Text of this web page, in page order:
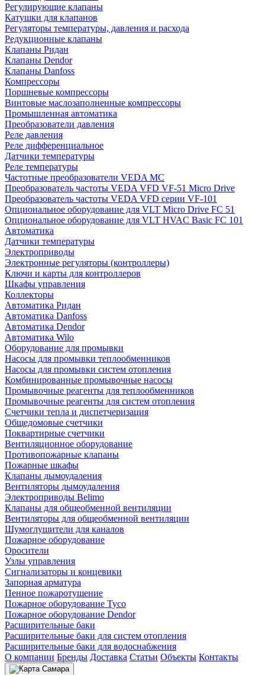
Регулирующие клапаны
Катушки для клапанов
Регуляторы температуры, давления и расхода
Редукционные клапаны
Клапаны Ридан
Клапаны Dendor
Клапаны Danfoss
Компрессоры
Поршневые компрессоры
Винтовые маслозаполненные компрессоры
Промышленная автоматика
Преобразователи давления
Реле давления
Реле дифференциальное
Датчики температуры
Реле температуры
Частотные преобразователи VEDA MC
Преобразователь частоты VEDA VFD VF-51 Micro Drive
Преобразователь частоты VEDA VFD серии VF-101
Опциональное оборудование для VLT Micro Drive FC 51
Опциональное оборудование для VLT HVAC Basic FC 101
Автоматика
Датчики температуры
Электроприводы
Электронные регуляторы (контроллеры)
Ключи и карты для контроллеров
Шкафы управления
Коллекторы
Автоматика Ридан
Автоматика Danfoss
Автоматика Dendor
Автоматика Wilo
Оборудование для промывки
Насосы для промывки теплообменников
Насосы для промывки систем отопления
Комбинированные промывочные насосы
Промывочные реагенты для теплообменников
Промывочные реагенты для систем отопления
Счетчики тепла и диспетчеризация
Общедомовые счетчики
Поквартирные счетчики
Вентиляционное оборудование
Противопожарные клапаны
Пожарные шкафы
Клапаны дымоудаления
Вентиляторы дымоудаления
Электроприводы Belimo
Клапаны для общеобменной вентиляции
Вентиляторы для общеобменной вентиляции
Шумоглушители для каналов
Пожарное оборудование
Оросители
Узлы управления
Сигнализаторы и концевики
Запорная арматура
Пенное пожаротушение
Пожарное оборудование Tyco
Пожарное оборудование Dendor
Расширительные баки
Расширительные баки для систем отопления
Расширительные баки для водоснабжения
О компании Бренды Доставка Статьи Объекты Контакты
Самара